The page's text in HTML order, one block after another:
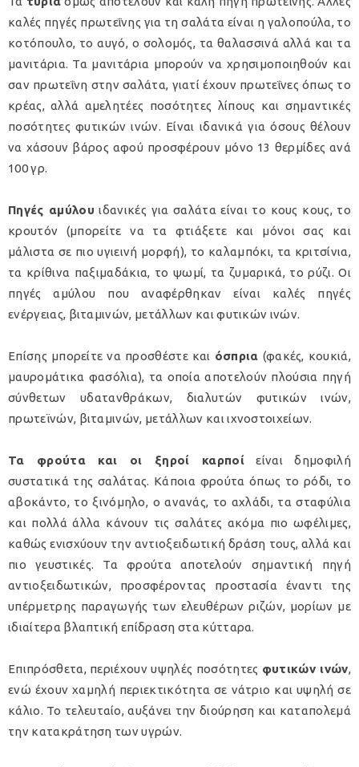
καλές πηγές πρωτεΐνης για τη σαλάτα είναι η γαλοπούλα, το
κοτόπουλο, το αυγό, ο σολομός, τα θαλασσινά αλλά και τα
μανιτάρια. Τα μανιτάρια μπορούν να χρησιμοποιηθούν και
σαν πρωτεΐνη στην σαλάτα, γιατί έχουν πρωτεΐνες όπως το
κρέας, αλλά αμελητέες ποσότητες λίπους και σημαντικές
ποσότητες φυτικών ινών. Είναι ιδανικά για όσους θέλουν
να χάσουν βάρος αφού προσφέρουν μόνο 13 θερμίδες ανά
100 γρ.
Πηγές αμύλου ιδανικές για σαλάτα είναι το κους κους, το
κρουτόν (μπορείτε να τα φτιάξετε και μόνοι σας και
μάλιστα σε πιο υγιεινή μορφή), το καλαμπόκι, τα κριτσίνια,
τα κρίθινα παξιμαδάκια, το ψωμί, τα ζυμαρικά, το ρύζι. Οι
πηγές αμύλου που αναφέρθηκαν είναι καλές πηγές
ενέργειας, βιταμινών, μετάλλων και φυτικών ινών.
Επίσης μπορείτε να προσθέστε και όσπρια (φακές, κουκιά,
μαυρομάτικα φασόλια), τα οποία αποτελούν πλούσια πηγή
σύνθετων υδατανθράκων, διαλυτών φυτικών ινών,
πρωτεϊνών, βιταμινών, μετάλλων και ιχνοστοιχείων.
Τα φρούτα και οι ξηροί καρποίείναι δημοφιλή
συστατικά της σαλάτας. Κάποια φρούτα όπως το ρόδι, το
αβοκάντο, το ξινόμηλο, ο ανανάς, το αχλάδι, τα σταφύλια
και πολλά άλλα κάνουν τις σαλάτες ακόμα πιο ωφέλιμες,
καθώς ενισχύουν την αντιοξειδωτική δράση τους, αλλά και
πιο γευστικές. Τα φρούτα αποτελούν σημαντική πηγή
αντιοξειδωτικών, προσφέροντας προστασία έναντι της
υπέρμετρης παραγωγής των ελευθέρων ριζών, μορίων με
ιδιαίτερα βλαπτική επίδραση στα κύτταρα.
Επιπρόσθετα, περιέχουν υψηλές ποσότητες φυτικών ινών,
ενώ έχουν χαμηλή περιεκτικότητα σε νάτριο και υψηλή σε
κάλιο. Το τελευταίο, αυξάνει την διούρηση και καταπολεμά
την κατακράτηση των υγρών.